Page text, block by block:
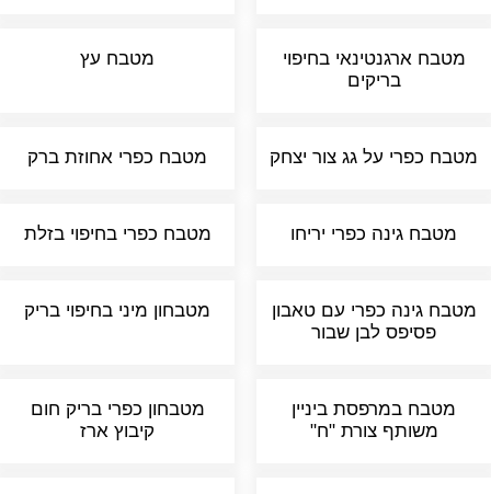
מטבח ארגנטינאי בחיפוי
בריקים
מטבח עץ
מטבח כפרי על גג צור יצחק מטבח כפרי אחוזת ברק
מטבח גינה כפרי יריחו מטבח כפרי בחיפוי בזלת
מטבח גינה כפרי עם טאבון
פסיפס לבן שבור
מטבחון מיני בחיפוי בריק
מטבח במרפסת ביניין
משותף צורת "ח"
מטבחון כפרי בריק חום
קיבוץ ארז